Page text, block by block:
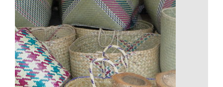
La flore de Madagascar